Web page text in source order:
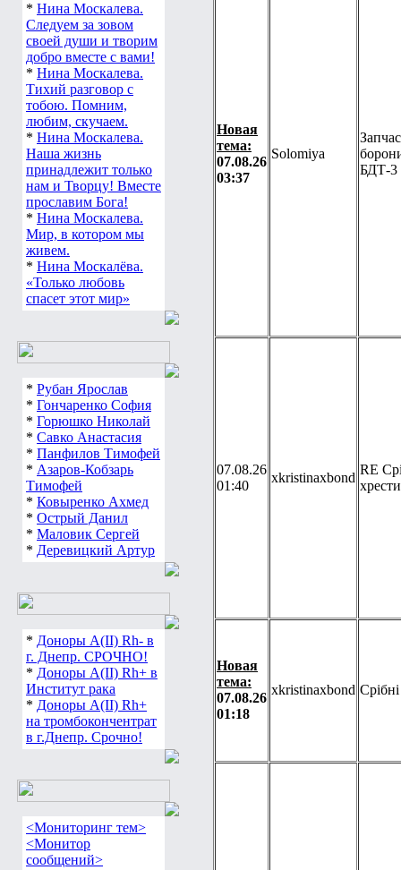
* Нина Москалева.
Следуем за зовом
своей души и творим
добро вместе с вами!
* Нина Москалева.
Тихий разговор с
тобою. Помним,
любим, скучаем.
* Нина Москалева.
Наша жизнь
принадлежит только
нам и Творцу! Вместе
прославим Бога!
* Нина Москалева.
Мир, в котором мы
живем.
* Нина Москалёва.
«Только любовь
спасет этот мир»
* Рубан Ярослав
* Гончаренко София
* Горюшко Николай
* Савко Анастасия
* Панфилов Тимофей
* Азаров-Кобзарь
Тимофей
* Ковыренко Ахмед
* Острый Данил
* Маловик Сергей
* Деревицкий Артур
* Доноры А(ІІ) Rh- в
г. Днепр. СРОЧНО!
* Доноры А(ІІ) Rh+ в
Институт рака
* Доноры А(ІІ) Rh+
на тромбокончентрат
в г.Днепр. Срочно!
<Мониторинг тем>
<Монитор
сообщений>
Новая
тема:
07.08.26
03:37
Solomiya
БДТ-3
07.08.26
01:40
xkristinaxbond
RE
Новая
тема:
07.08.26
01:18
xkristinaxbond